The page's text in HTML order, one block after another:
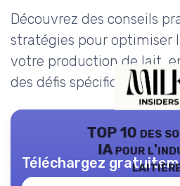
Découvrez des conseils
stratégies pour optimiser
votre production de lait,
des défis spécifiques du
TOP 10 des
IA pour
Téléchargez